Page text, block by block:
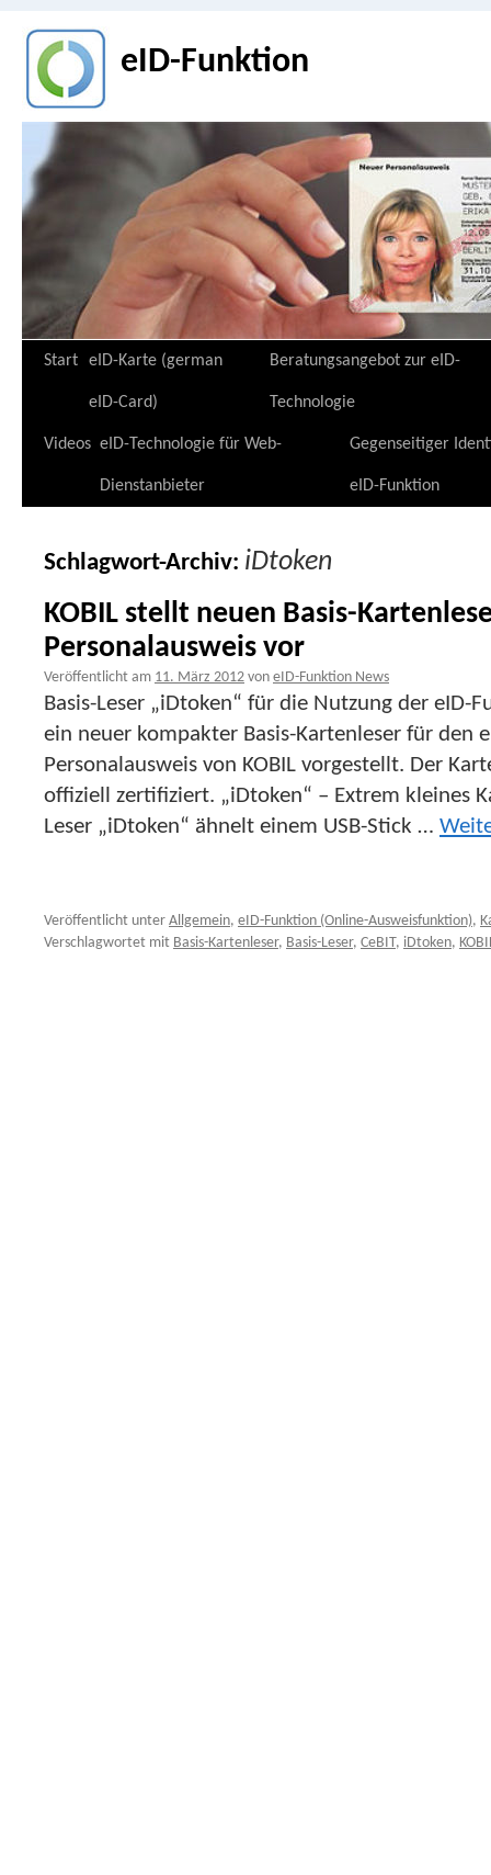
eID-Funktion
Zum
springen
Start eID-Karte (german
eID-Card)
Beratungsangebot zur eID-
Technologie
Videos eID-Technologie für Web-
Dienstanbieter
Gegenseitiger
eID-Funktion
Schlagwort-Archiv: iDtoken
KOBIL stellt neuen Basis-
Personalausweis vor
Veröffentlicht am 11. März 2012 von eID-Funktion News
Basis-Leser „iDtoken“ für die Nutzung der eID-
ein neuer kompakter Basis-Kartenleser für den
Personalausweis von KOBIL vorgestellt. Der
offiziell zertifiziert. „iDtoken“ – Extrem kleines
Leser „iDtoken“ ähnelt einem USB-Stick …
Veröffentlicht unter Allgemein, eID-Funktion (Online-Ausweisfunktion),
Verschlagwortet mit Basis-Kartenleser, Basis-Leser, CeBIT, iDtoken,